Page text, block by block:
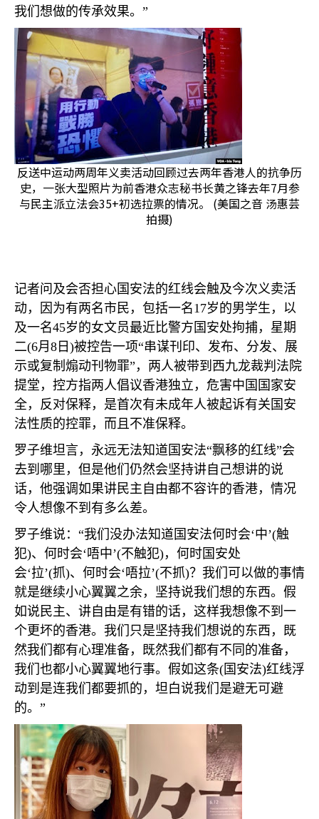
我们想做的传承效果。”
反送中运动两周年义卖活动回顾过去两年香港人的抗争历
史，一张大型照片为前香港众志秘书长黄之锋去年7月参
与民主派立法会35+初选拉票的情况。 (美国之音 汤惠芸
拍摄)
记者问及会否担心国安法的红线会触及今次义卖活
动，因为有两名市民，包括一名17岁的男学生，以
及一名45岁的女文员最近比警方国安处拘捕，星期
二(6月 8 日 )被控告一项“串谋刊印、发布、分发、展
示或复制煽动刊物罪”，两人被带到西九龙裁判法院
提堂，控方指两人倡议香港独立，危害中国国家安
全，反对保释，是首次有未成年人被起诉有关国安
法性质的控罪，而且不准保释。
罗子维坦言，永远无法知道国安法“飘移的红线”会
去到哪里，但是他们仍然会坚持讲自己想讲的说
话，他强调如果讲民主自由都不容许的香港，情况
令人想像不到有多么差。
罗子维说：“我们没办法知道国安法何时会‘中’(触
犯)、何时会‘唔中’(不触犯)，何时国安处
会‘拉’(抓)、何时会‘唔拉’(不抓)？我们可以做的事情
就是继续小心翼翼之余，坚持说我们想的东西。假
如说民主、讲自由是有错的话，这样我想像不到一
个更坏的香港。我们只是坚持我们想说的东西，既
然我们都有心理准备，既然我们都有不同的准备，
我们也都小心翼翼地行事。假如这条(国安法)红线浮
动到是连我们都要抓的，坦白说我们是避无可避
的。”